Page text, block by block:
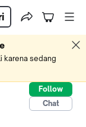
karena sedang
Follow
Chat